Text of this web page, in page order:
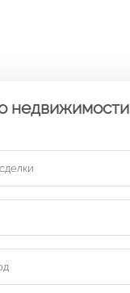
недвижимости